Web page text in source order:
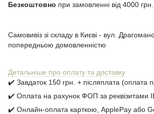
Безкоштовно при замовленні від 4000 грн.
Самовивіз зі складу в Києві - вул.
попередньою домовленністю
Детальніше про оплату та доставку
✔️ Завдаток 150 грн. + післяплата (оплата
✔️ Оплата на рахунок ФОП за реквізитами
✔️ Онлайн-оплата карткою, ApplePay або